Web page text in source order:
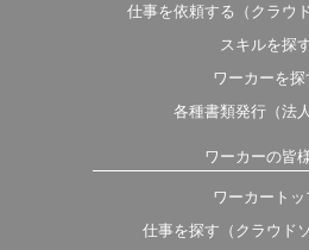
仕事を依頼する（クラウ
スキルを探
ワーカーを探
各種書類発行（法
ワーカーの皆
ワーカートッ
仕事を探す（クラウド